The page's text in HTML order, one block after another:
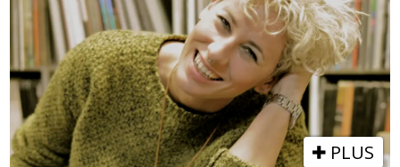
PLUS